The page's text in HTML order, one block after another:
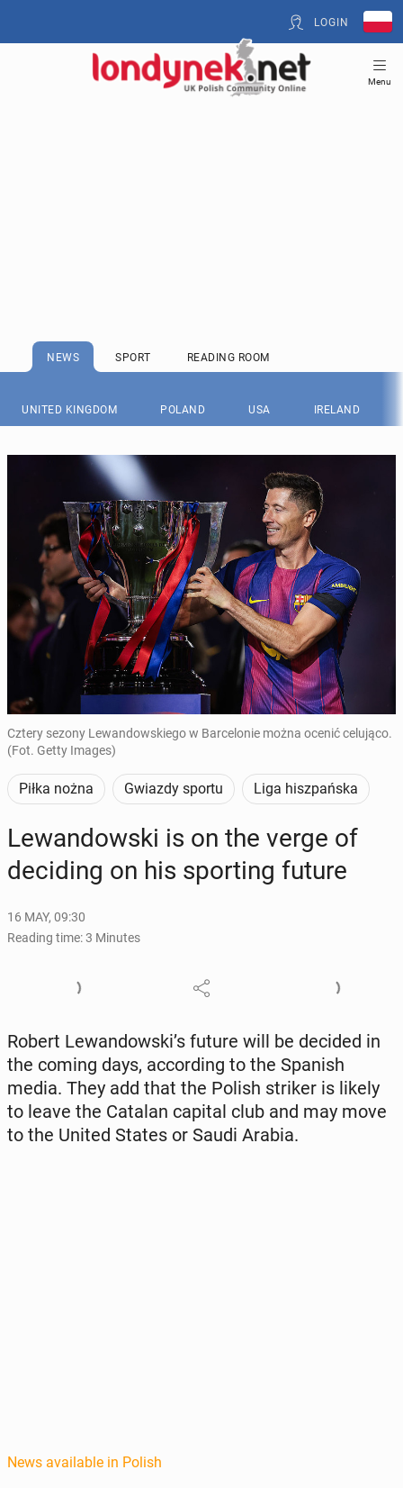
LOGIN
Menu
NEWS SPORT READING ROOM
UNITED KINGDOM POLAND USA IRELAND
Cztery sezony Lewandowskiego w Barcelonie można ocenić celująco.
(Fot. Getty Images)
Piłka nożna Gwiazdy sportu Liga hiszpańska
Lewandows­ki is on the verge of
de­cid­ing on his sport­ing future
16 MAY, 09:30
Reading time: 3 Minutes
Robert Lewandows­ki’s future will be decided in
the coming days, ac­cord­ing to the Spanish
media. They add that the Polish striker is likely
to leave the Catalan capital club and may move
to the United States or Saudi Arabia.
News available in Polish